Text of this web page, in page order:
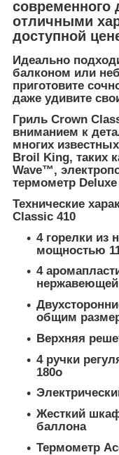
современного
отличными
доступной
Идеально
балконом или
приготовите
даже удивите
Гриль Crown
вниманием к
многих
Broil King, таких
Wave™,
термометр
Технические
Classic 410
4 горелки из
мощностью
4
нержавеющей
общим
Верхняя
4 ручки
180о
Жесткий
баллона
Термометр